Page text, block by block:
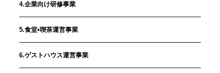
4.企業向け研修事業
5.食堂•喫茶運営事業
6.ゲストハウス運営事業